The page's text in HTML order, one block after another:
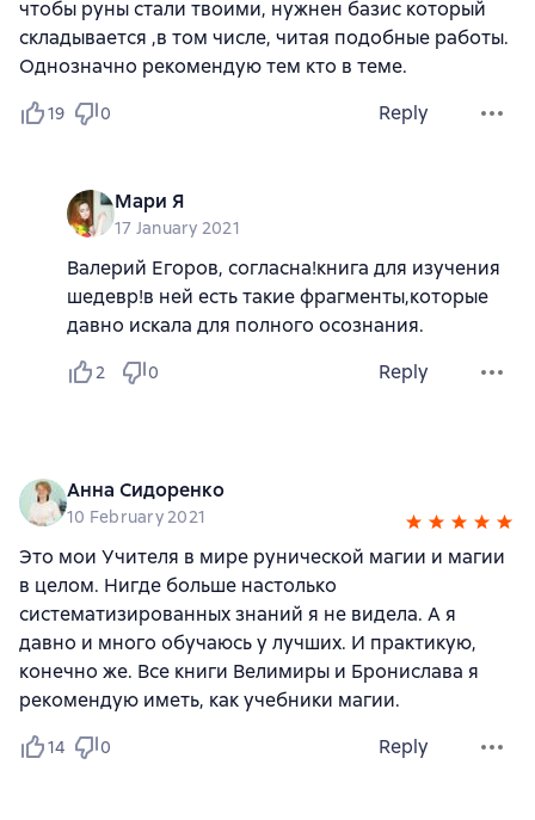
чтобы руны стали твоими, нужнен базис который
складывается ,в том числе, читая подобные работы.
Однозначно рекомендую тем кто в теме.
19 0 Reply
Мари Я
17 January 2021
Валерий Егоров, согласна!книга для изучения
шедевр!в ней есть такие фрагменты,которые
давно искала для полного осознания.
2 0 Reply
Анна Сидоренко
10 February 2021
Это мои Учителя в мире рунической магии и магии
в целом. Нигде больше настолько
систематизированных знаний я не видела. А я
давно и много обучаюсь у лучших. И практикую,
конечно же. Все книги Велимиры и Бронислава я
рекомендую иметь, как учебники магии.
14 0 Reply